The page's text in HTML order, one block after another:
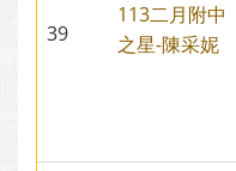
39
113二月附中
之星-陳采妮